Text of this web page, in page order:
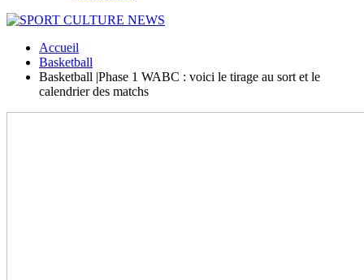
Accueil
Basketball
Basketball |Phase 1 WABC : voici le tirage au sort et le
calendrier des matchs